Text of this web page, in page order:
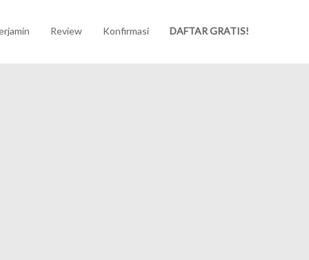
Review Konfirmasi DAFTAR GRATIS!